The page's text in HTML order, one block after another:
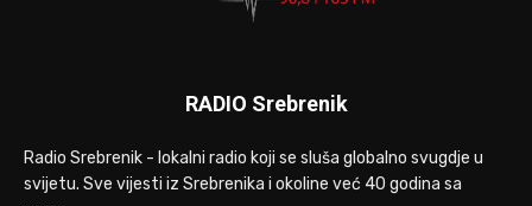
RADIO Srebrenik
Radio Srebrenik - lokalni radio koji se sluša globalno svugdje u
svijetu. Sve vijesti iz Srebrenika i okoline već 40 godina sa